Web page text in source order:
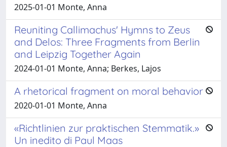
2025-01-01 Monte, Anna
Reuniting Callimachus' Hymns to Zeus
and Delos: Three Fragments from Berlin
and Leipzig Together Again
2024-01-01 Monte, Anna; Berkes, Lajos
A rhetorical fragment on moral behavior
2020-01-01 Monte, Anna
«Richtlinien zur praktischen Stemmatik.»
Un inedito di Paul Maas